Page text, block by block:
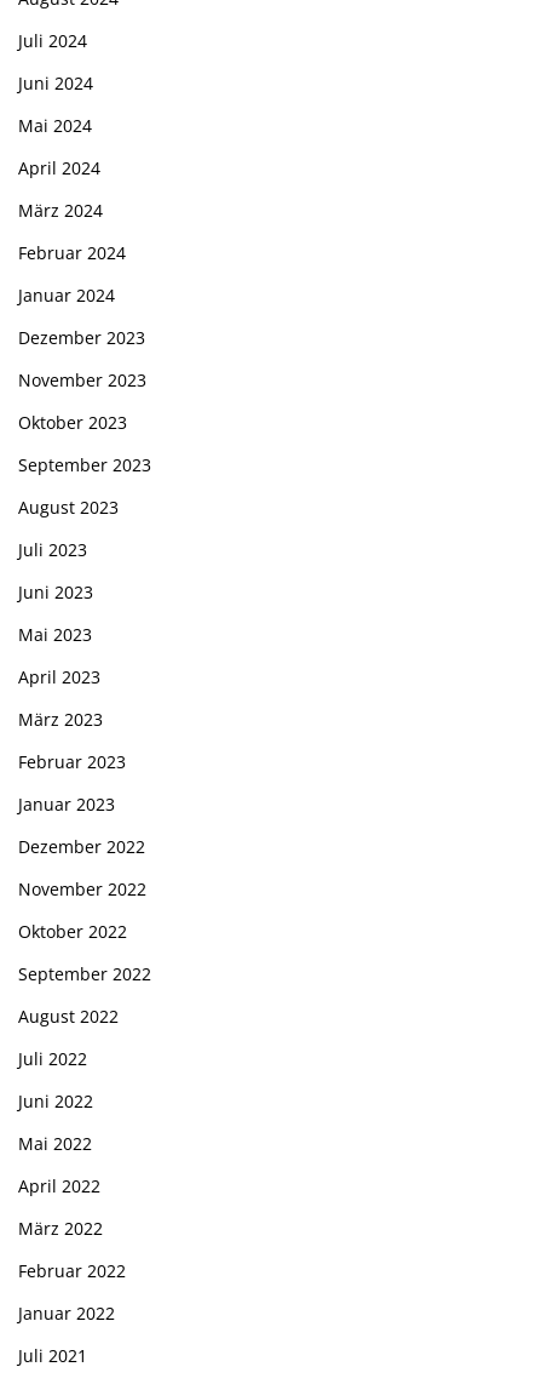
Juli 2024
Juni 2024
Mai 2024
April 2024
März 2024
Februar 2024
Januar 2024
Dezember 2023
November 2023
Oktober 2023
September 2023
August 2023
Juli 2023
Juni 2023
Mai 2023
April 2023
März 2023
Februar 2023
Januar 2023
Dezember 2022
November 2022
Oktober 2022
September 2022
August 2022
Juli 2022
Juni 2022
Mai 2022
April 2022
März 2022
Februar 2022
Januar 2022
Juli 2021